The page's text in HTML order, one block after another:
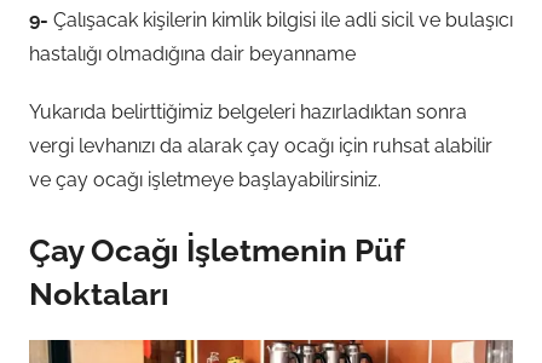
9- Çalışacak kişilerin kimlik bilgisi ile adli sicil ve bulaşıcı
hastalığı olmadığına dair beyanname
Yukarıda belirttiğimiz belgeleri hazırladıktan sonra
vergi levhanızı da alarak çay ocağı için ruhsat alabilir
ve çay ocağı işletmeye başlayabilirsiniz.
Çay Ocağı İşletmenin Püf
Noktaları